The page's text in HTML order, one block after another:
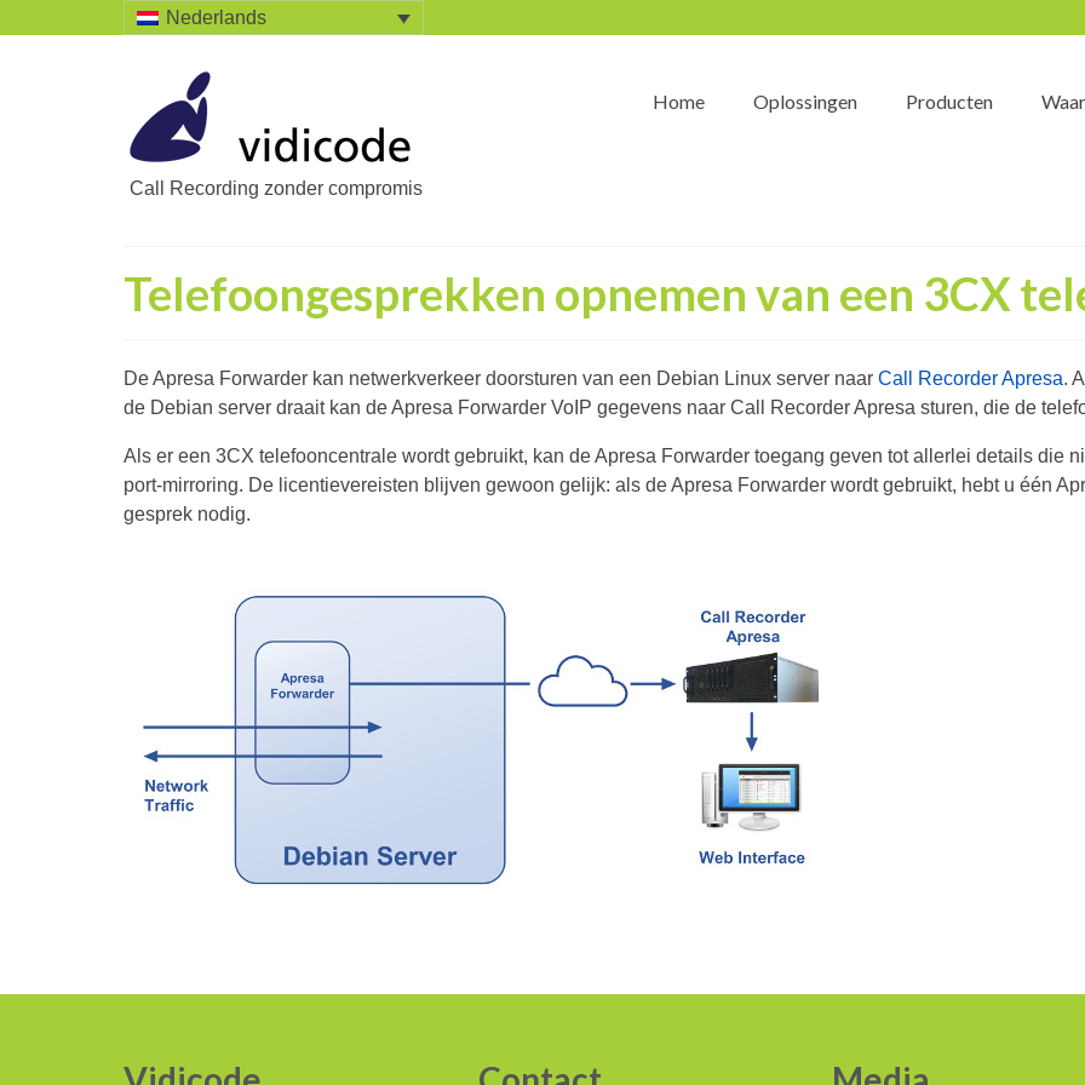
Nederlands
Call Recording zonder compromis
Home Oplossingen Producten
Telefoongesprekken opnemen van een 3CX
De Apresa Forwarder kan netwerkverkeer doorsturen van een Debian Linux server naar Call Recorder Apresa.
de Debian server draait kan de Apresa Forwarder VoIP gegevens naar Call Recorder Apresa sturen, die de
Als er een 3CX telefooncentrale wordt gebruikt, kan de Apresa Forwarder toegang geven tot allerlei details die
port-mirroring. De licentievereisten blijven gewoon gelijk: als de Apresa Forwarder wordt gebruikt, hebt u één
gesprek nodig.